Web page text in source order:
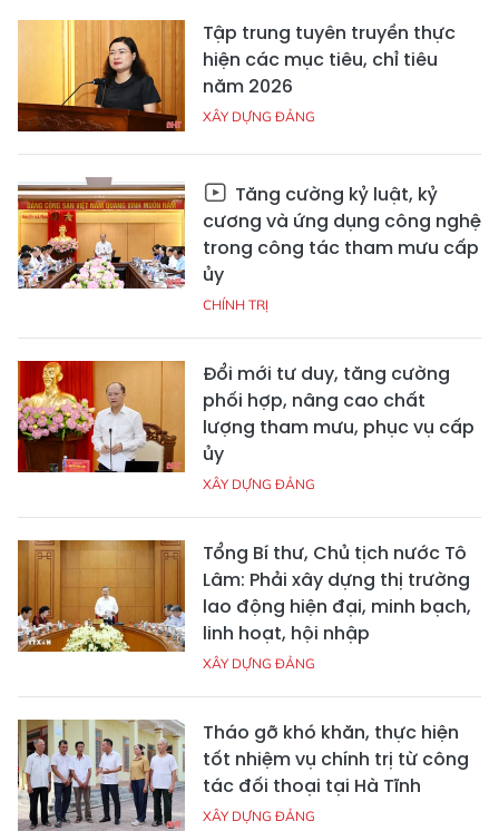
Tập trung tuyên truyền thực
hiện các mục tiêu, chỉ tiêu
năm 2026
XÂY DỰNG ĐẢNG
Tăng cường kỷ luật, kỷ
cương và ứng dụng công nghệ
trong công tác tham mưu cấp
ủy
CHÍNH TRỊ
Đổi mới tư duy, tăng cường
phối hợp, nâng cao chất
lượng tham mưu, phục vụ cấp
ủy
XÂY DỰNG ĐẢNG
Tổng Bí thư, Chủ tịch nước Tô
Lâm: Phải xây dựng thị trường
lao động hiện đại, minh bạch,
linh hoạt, hội nhập
XÂY DỰNG ĐẢNG
Tháo gỡ khó khăn, thực hiện
tốt nhiệm vụ chính trị từ công
tác đối thoại tại Hà Tĩnh
XÂY DỰNG ĐẢNG